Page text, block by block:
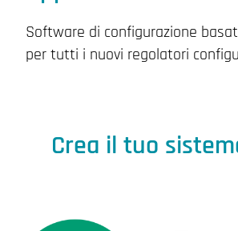
Software di configurazione
per tutti i nuovi regolatori
Crea il tuo